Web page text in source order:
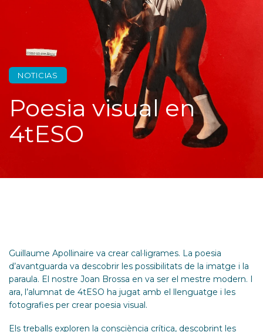
NOTICIAS
Poesia visual en
4tESO
Guillaume Apollinaire va crear cal·ligrames. La poesia
d’avantguarda va descobrir les possibilitats de la imatge i la
paraula. El nostre Joan Brossa en va ser el mestre modern. I
ara, l’alumnat de 4tESO ha jugat amb el llenguatge i les
fotografies per crear poesia visual.
Els treballs exploren la consciència crítica, descobrint les